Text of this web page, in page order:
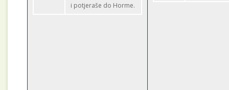
i potjeraše do Horme.